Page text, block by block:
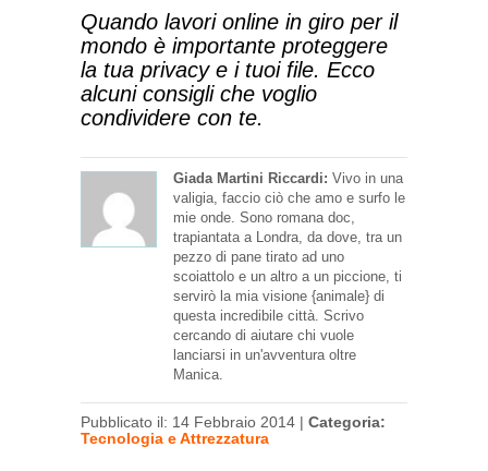
Quando lavori online in giro per il
mondo è importante proteggere
la tua privacy e i tuoi file. Ecco
alcuni consigli che voglio
condividere con te.
Giada Martini Riccardi: Vivo in una
valigia, faccio ciò che amo e surfo le
mie onde. Sono romana doc,
trapiantata a Londra, da dove, tra un
pezzo di pane tirato ad uno
scoiattolo e un altro a un piccione, ti
servirò la mia visione {animale} di
questa incredibile città. Scrivo
cercando di aiutare chi vuole
lanciarsi in un'avventura oltre
Manica.
Pubblicato il: 14 Febbraio 2014 | Categoria:
Tecnologia e Attrezzatura